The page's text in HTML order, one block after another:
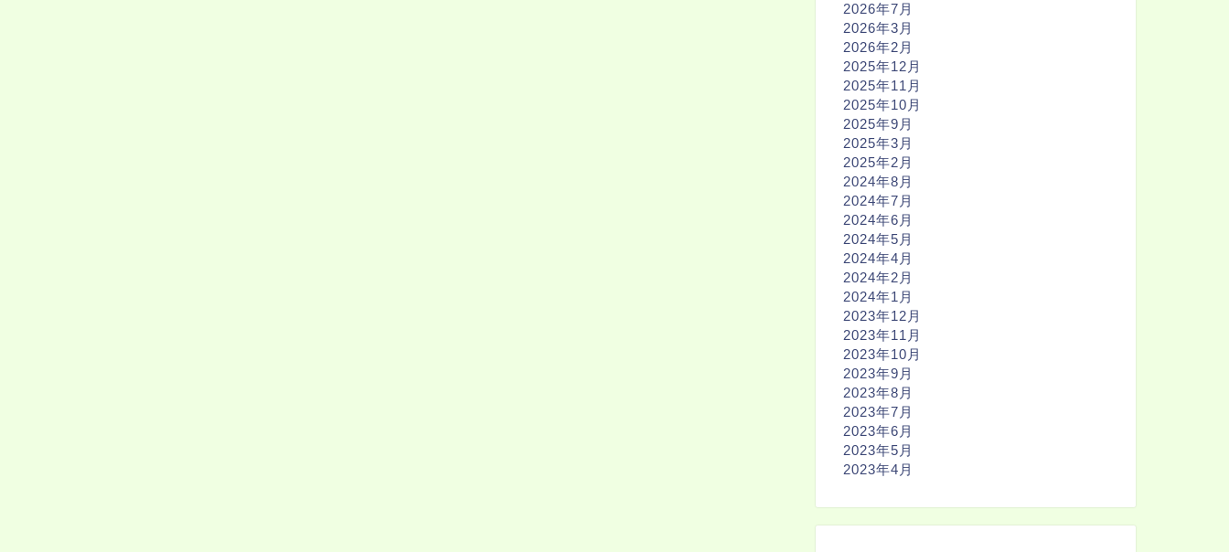
2026年7月
2026年3月
2026年2月
2025年12月
2025年11月
2025年10月
2025年9月
2025年3月
2025年2月
2024年8月
2024年7月
2024年6月
2024年5月
2024年4月
2024年2月
2024年1月
2023年12月
2023年11月
2023年10月
2023年9月
2023年8月
2023年7月
2023年6月
2023年5月
2023年4月